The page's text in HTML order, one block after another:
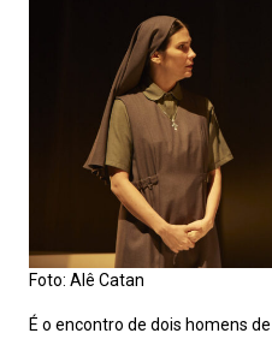
Foto: Alê Catan
É o encontro de dois homens